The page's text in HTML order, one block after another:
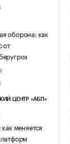
оборона: как
от
ЦЕНТР «АБП»
меняется